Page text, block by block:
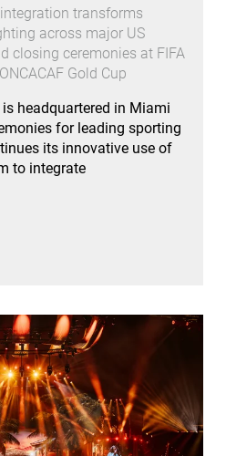
transforms
across major US
closing ceremonies at FIFA
Gold Cup
headquartered in Miami
for leading sporting
its innovative use of
to integrate